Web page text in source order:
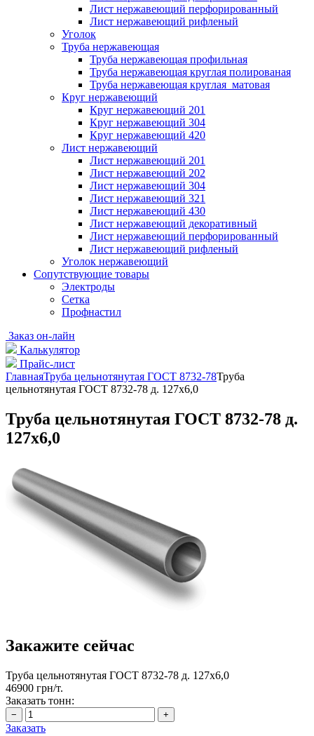
Лист нержавеющий перфорированный
Лист нержавеющий рифленый
Уголок
Труба нержавеющая
Труба нержавеющая профильная
Труба нержавеющая круглая полированая
Труба нержавеющая круглая матовая
Круг нержавеющий
Круг нержавеющий 201
Круг нержавеющий 304
Круг нержавеющий 420
Лист нержавеющий
Лист нержавеющий 201
Лист нержавеющий 202
Лист нержавеющий 304
Лист нержавеющий 321
Лист нержавеющий 430
Лист нержавеющий декоративный
Лист нержавеющий перфорированный
Лист нержавеющий рифленый
Уголок нержавеющий
Cопутствующие товары
Электроды
Сетка
Профнастил
Заказ он-лайн
Калькулятор
Прайс-лист
ГлавнаяТруба цельнотянутая ГОСТ 8732-78Труба
цельнотянутая ГОСТ 8732-78 д. 127х6,0
Труба цельнотянутая ГОСТ 8732-78 д.
127х6,0
Закажите сейчас
Труба цельнотянутая ГОСТ 8732-78 д. 127х6,0
46900 грн/т.
Заказать тонн:
Заказать